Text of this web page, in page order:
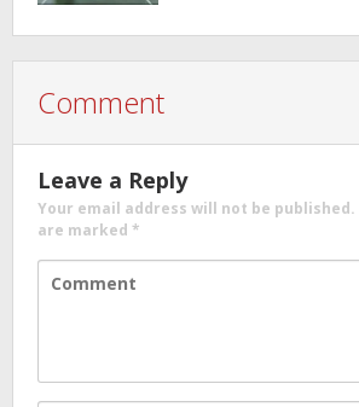
Comment
Leave a Reply
Your email address will not be published.
are marked *